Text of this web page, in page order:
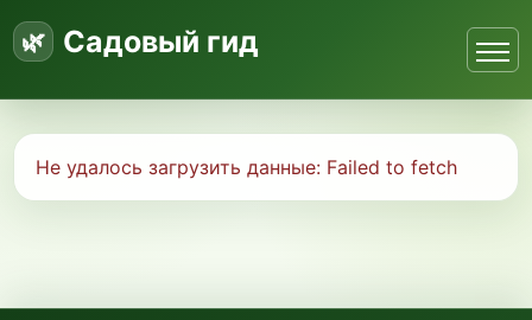
Садовый гид
Не удалось загрузить данные: Failed to fetch